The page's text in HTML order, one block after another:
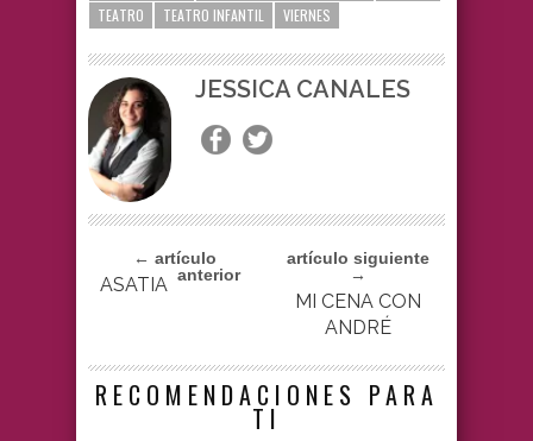
TEATRO
TEATRO INFANTIL VIERNES
JESSICA CANALES
← artículo
anterior
ASATIA
artículo siguiente
→
MI CENA CON
ANDRÉ
RECOMENDACIONES PARA
TI